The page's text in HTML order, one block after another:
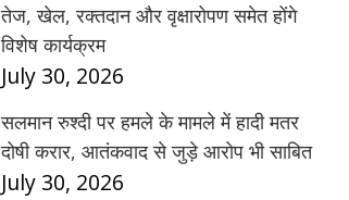
तेज, खेल, रक्तदान और वृक्षारोपण समेत होंगे
विशेष कार्यक्रम
July 30, 2026
सलमान रुश्दी पर हमले के मामले में हादी मतर
दोषी करार, आतंकवाद से जुड़े आरोप भी साबित
July 30, 2026